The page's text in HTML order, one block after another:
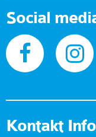
Social
Kontakt